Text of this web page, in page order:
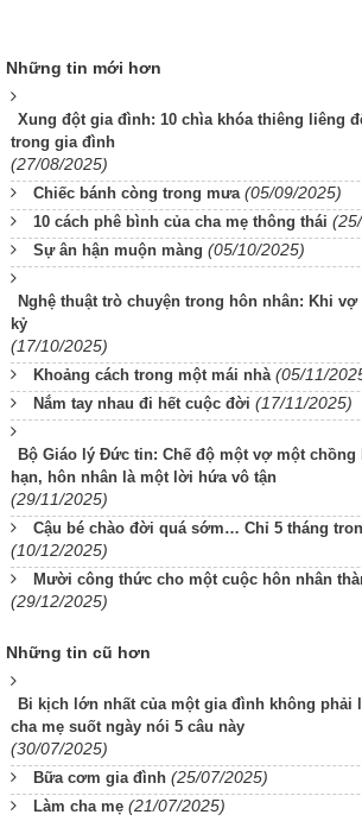
Những tin mới hơn
Xung đột gia đình: 10 chìa khóa thiêng liêng
trong gia đình
(27/08/2025)
Chiếc bánh còng trong mưa (05/09/2025)
10 cách phê bình của cha mẹ thông thái
Sự ân hận muộn màng (05/10/2025)
Nghệ thuật trò chuyện trong hôn nhân: Khi
kỷ
(17/10/2025)
Khoảng cách trong một mái nhà (05/11/
Nắm tay nhau đi hết cuộc đời (17/11/2025)
Bộ Giáo lý Đức tin: Chế độ một vợ một
hạn, hôn nhân là một lời hứa vô tận
(29/11/2025)
Cậu bé chào đời quá sớm… Chỉ 5 tháng
(10/12/2025)
Mười công thức cho một cuộc hôn nhân
(29/12/2025)
Những tin cũ hơn
Bi kịch lớn nhất của một gia đình không phải
cha mẹ suốt ngày nói 5 câu này
(30/07/2025)
Bữa cơm gia đình (25/07/2025)
Làm cha mẹ (21/07/2025)